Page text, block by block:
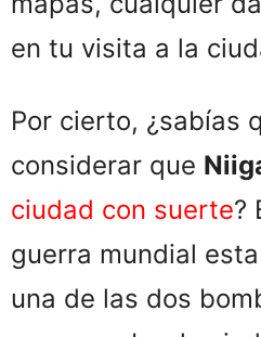
en tu visita a la
Por cierto, ¿sabías
considerar que
ciudad con suerte?
guerra mundial
una de las dos